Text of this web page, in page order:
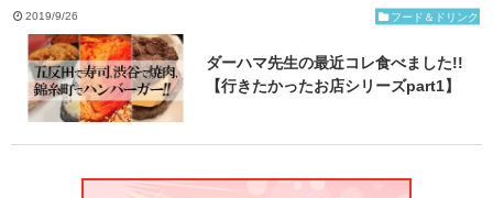
2019/9/26 フード＆ドリンク
ダーハマ先生の最近コレ食べました!!
【行きたかったお店シリーズpart1】
オフィシャルサイト